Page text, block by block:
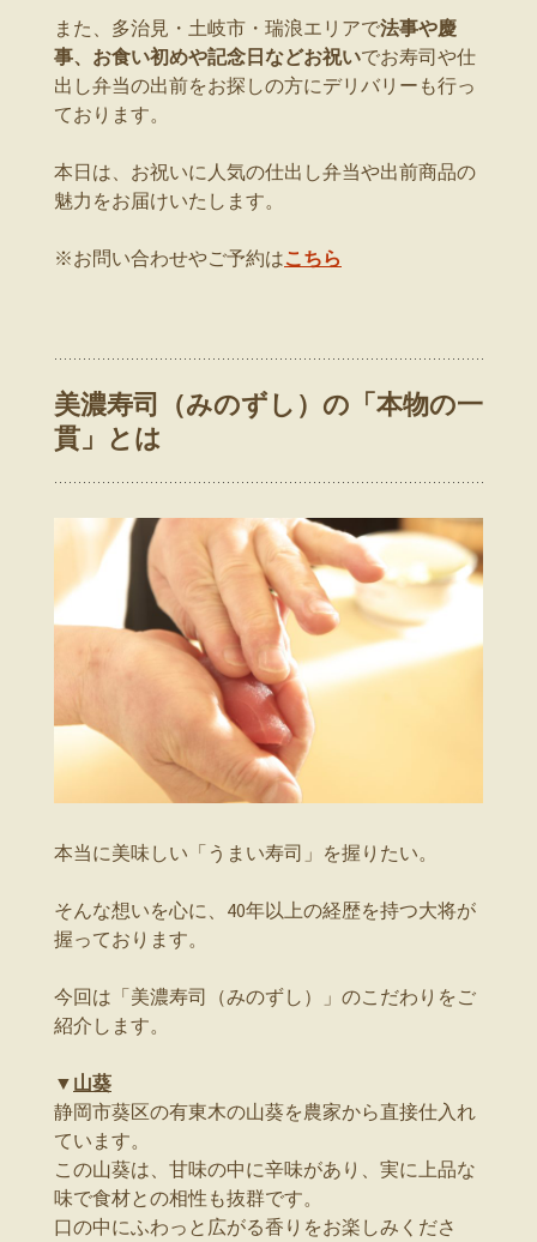
また、多治見・土岐市・瑞浪エリアで法事や慶
事、お食い初めや記念日などお祝いでお寿司や仕
出し弁当の出前をお探しの方にデリバリーも行っ
ております。
本日は、お祝いに人気の仕出し弁当や出前商品の
魅力をお届けいたします。
※お問い合わせやご予約はこちら
美濃寿司（みのずし）の「本物の一
貫」とは
本当に美味しい「うまい寿司」を握りたい。
そんな想いを心に、40年以上の経歴を持つ大将が
握っております。
今回は「美濃寿司（みのずし）」のこだわりをご
紹介します。
▼ 山葵
静岡市葵区の有東木の山葵を農家から直接仕入れ
ています。
この山葵は、甘味の中に辛味があり、実に上品な
味で食材との相性も抜群です。
口の中にふわっと広がる香りをお楽しみくださ